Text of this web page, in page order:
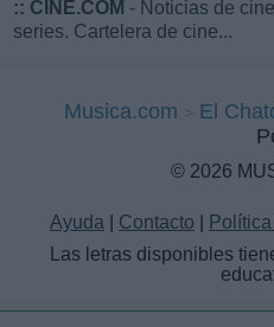
:: CINE.COM - Noticias de
series. Cartelera de cine...
Musica.com El
© 2026
Ayuda Contacto
Las letras disponibles